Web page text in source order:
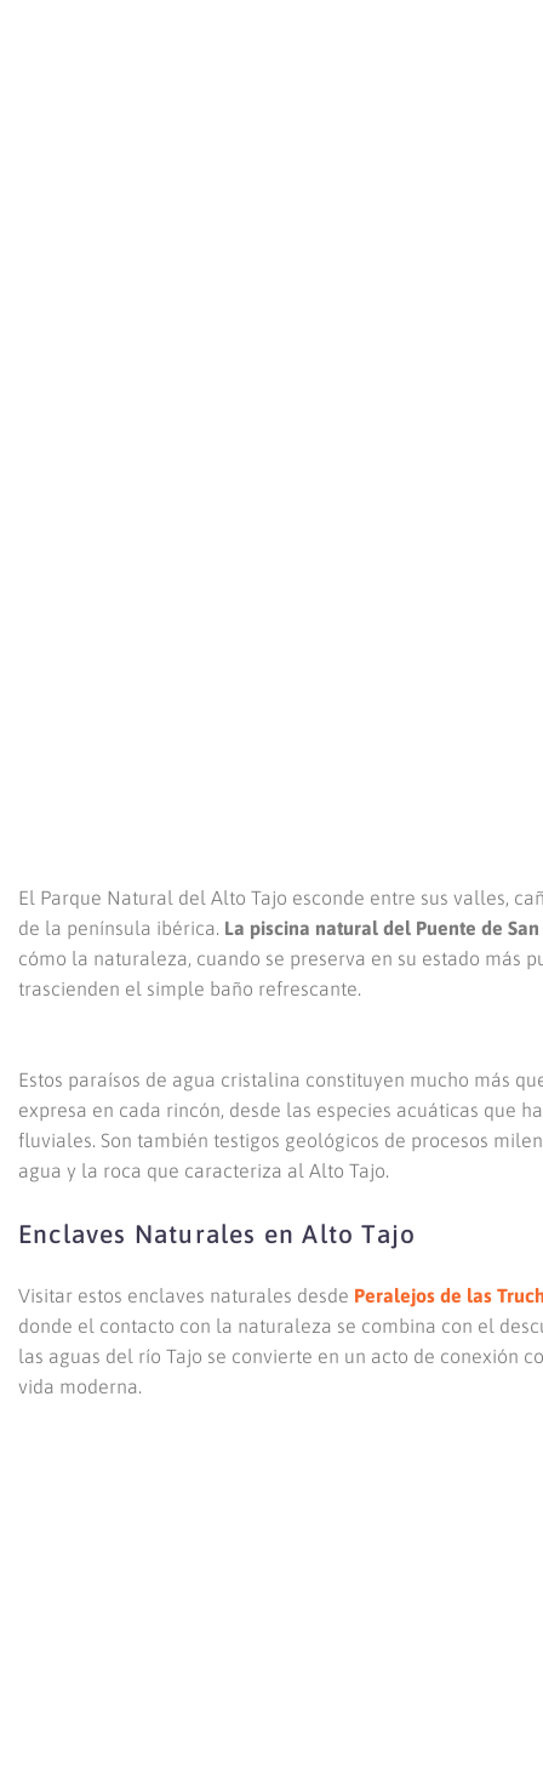
El Parque Natural del Alto Tajo esconde entre sus valles,
de la península ibérica. La piscina natural del Puente de
cómo la naturaleza, cuando se preserva en su estado más
trascienden el simple baño refrescante.
Estos paraísos de agua cristalina constituyen mucho más
expresa en cada rincón, desde las especies acuáticas que
fluviales. Son también testigos geológicos de procesos
agua y la roca que caracteriza al Alto Tajo.
Enclaves Naturales en Alto Tajo
Visitar estos enclaves naturales desde Peralejos de las
donde el contacto con la naturaleza se combina con el
las aguas del río Tajo se convierte en un acto de conexión
vida moderna.